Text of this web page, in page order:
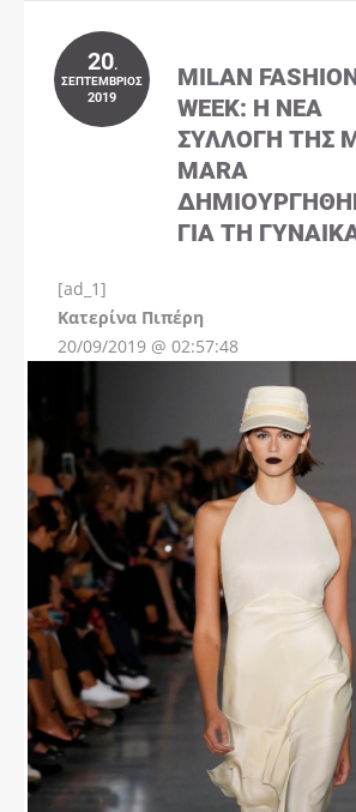
20.
ΣΕΠΤΈΜΒΡΙΟΣ
2019
MILAN
WEEK: Η ΝΈΑ
ΣΥΛΛΟΓΉ ΤΗΣ
MARA
ΓΙΑ ΤΗ
[ad_1]
Kατερίνα Πιπέρη
20/09/2019 @ 02:57:48